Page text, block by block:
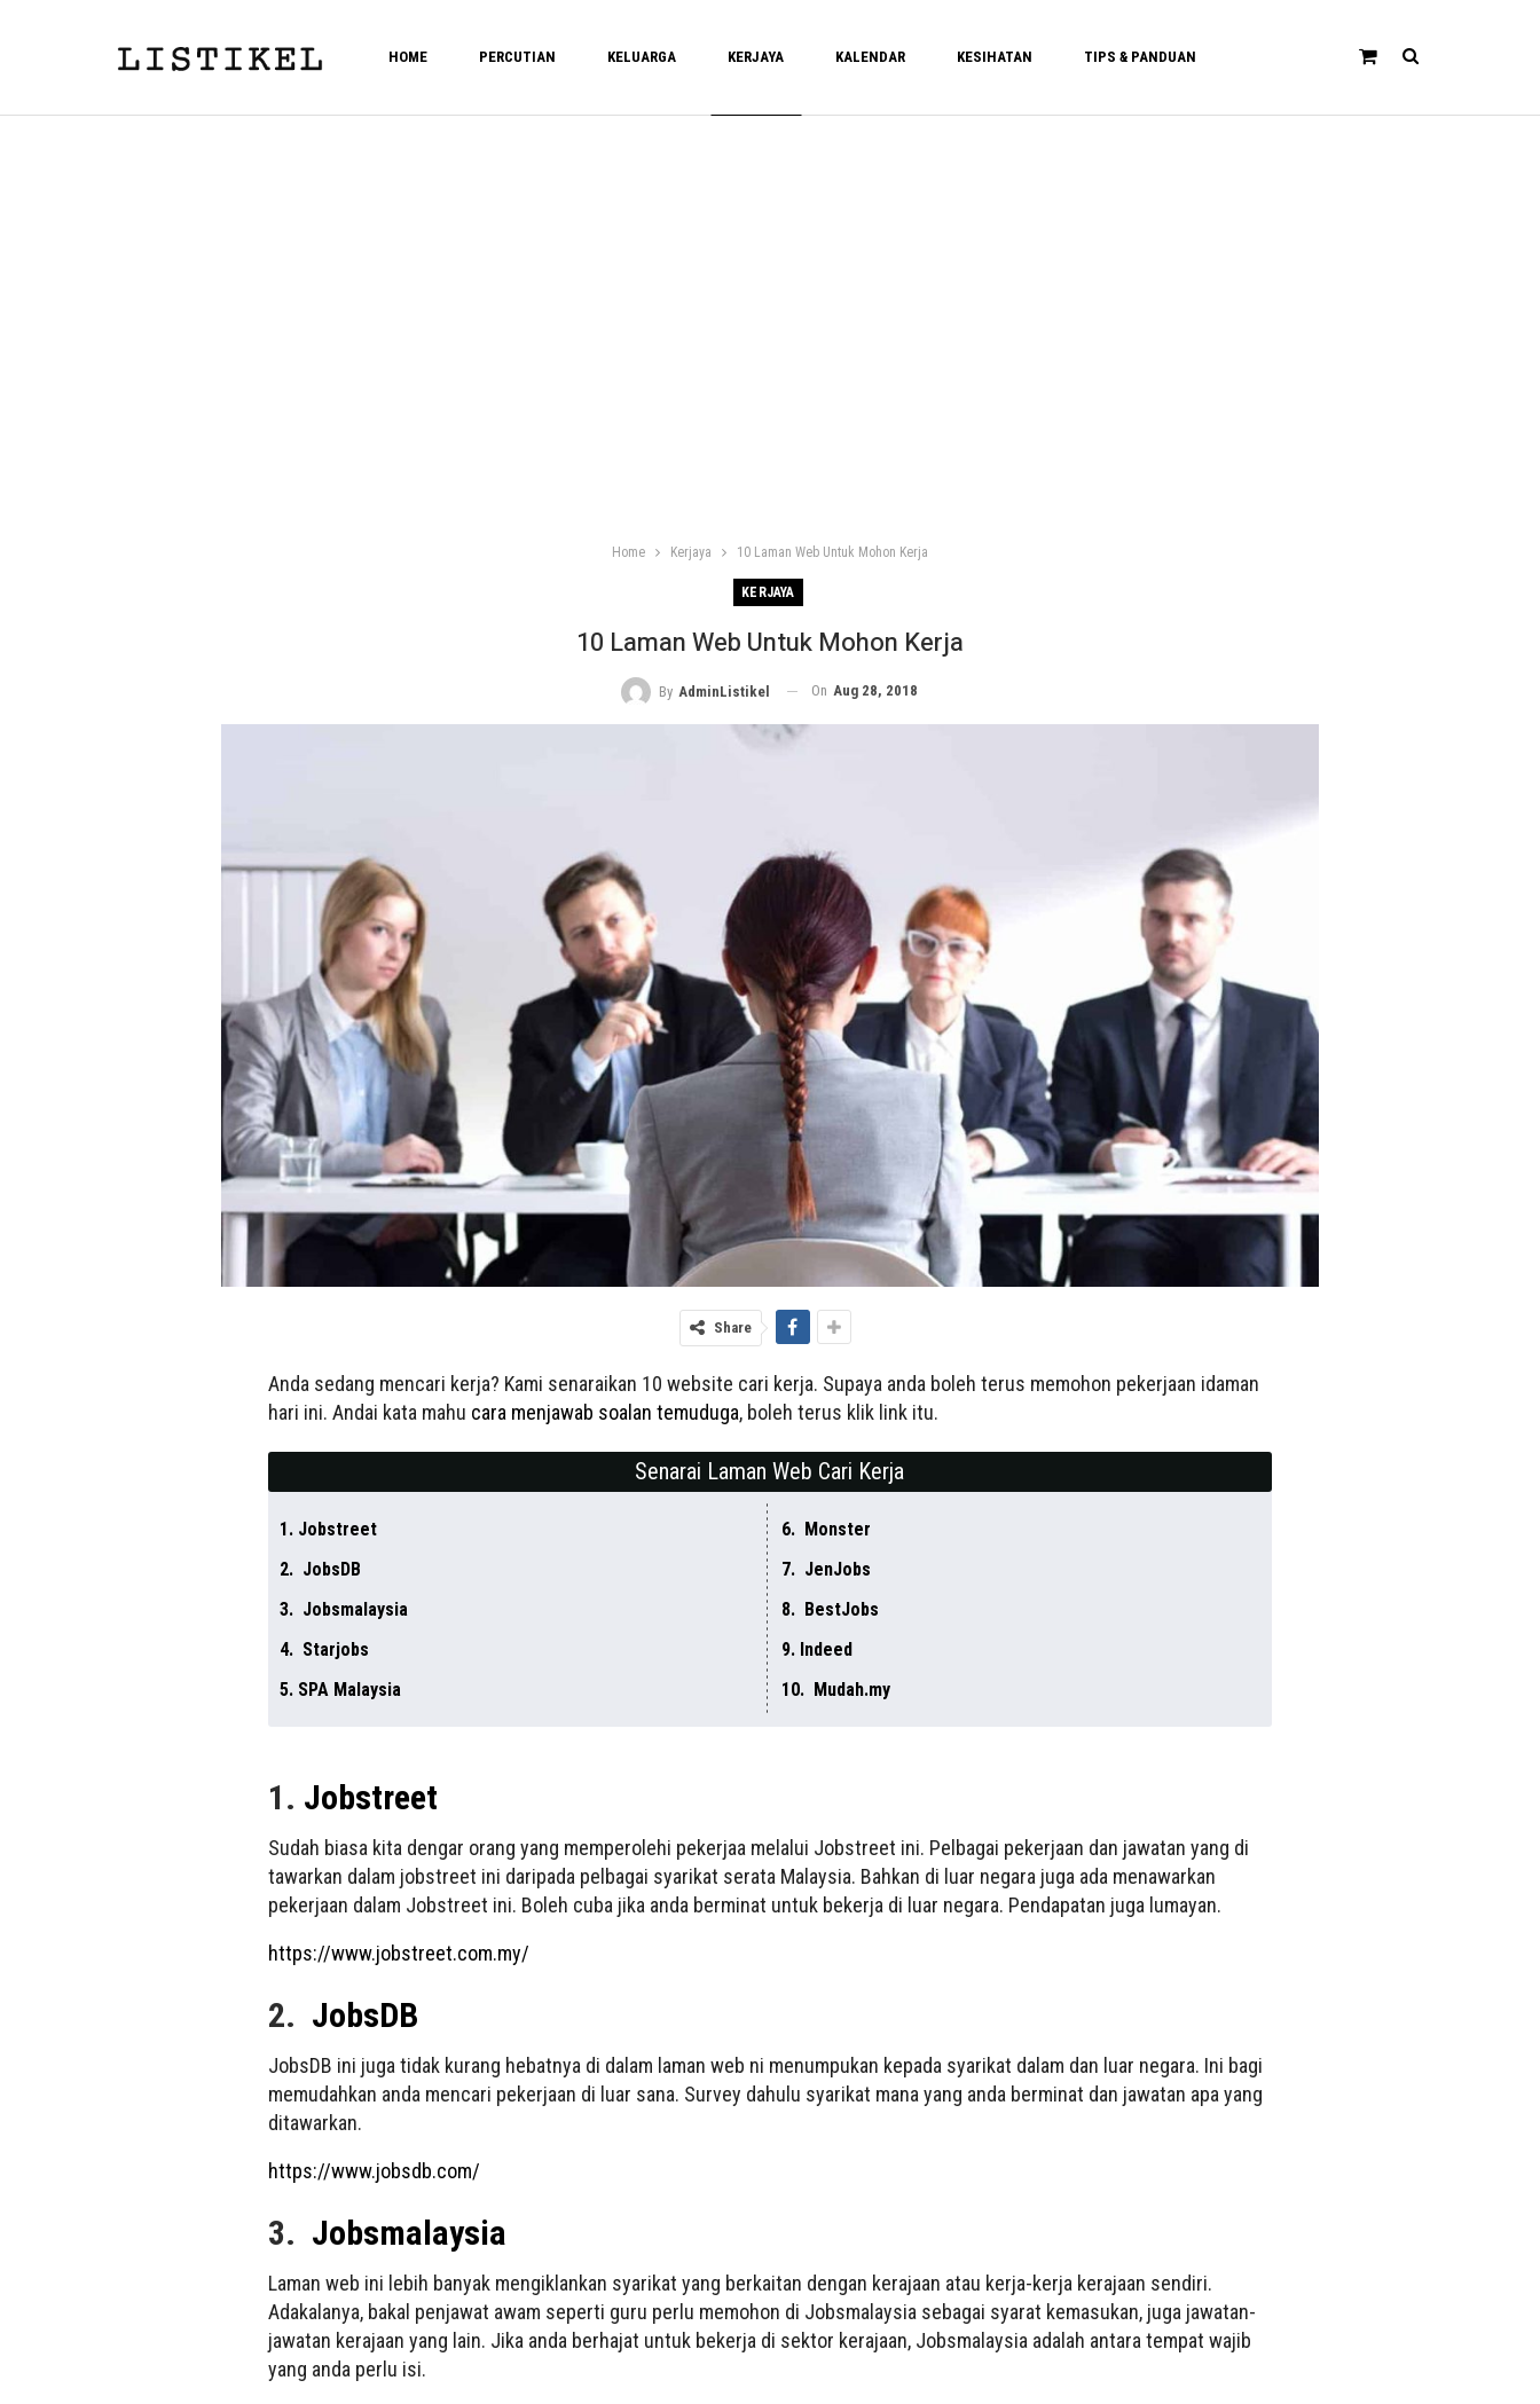
HOME PERCUTIAN KELUARGA KERJAYA KALENDAR KESIHATAN TIPS & PANDUAN
Home Kerjaya 10 Laman Web Untuk Mohon Kerja
KERJAYA
10 Laman Web Untuk Mohon Kerja
By AdminListikel On Aug 28, 2018
Share
Anda sedang mencari kerja? Kami senaraikan 10 website cari kerja. Supaya anda boleh terus memohon pekerjaan idaman
hari ini. Andai kata mahu cara menjawab soalan temuduga, boleh terus klik link itu.
Senarai Laman Web Cari Kerja
1. Jobstreet
2. JobsDB
3. Jobsmalaysia
4. Starjobs
5. SPA Malaysia
6. Monster
7. JenJobs
8. BestJobs
9. Indeed
10. Mudah.my
1. Jobstreet
Sudah biasa kita dengar orang yang memperolehi pekerjaa melalui Jobstreet ini. Pelbagai pekerjaan dan jawatan yang di
tawarkan dalam jobstreet ini daripada pelbagai syarikat serata Malaysia. Bahkan di luar negara juga ada menawarkan
pekerjaan dalam Jobstreet ini. Boleh cuba jika anda berminat untuk bekerja di luar negara. Pendapatan juga lumayan.
https://www.jobstreet.com.my/
2. JobsDB
JobsDB ini juga tidak kurang hebatnya di dalam laman web ni menumpukan kepada syarikat dalam dan luar negara. Ini bagi
memudahkan anda mencari pekerjaan di luar sana. Survey dahulu syarikat mana yang anda berminat dan jawatan apa yang
ditawarkan.
https://www.jobsdb.com/
3. Jobsmalaysia
Laman web ini lebih banyak mengiklankan syarikat yang berkaitan dengan kerajaan atau kerja-kerja kerajaan sendiri.
Adakalanya, bakal penjawat awam seperti guru perlu memohon di Jobsmalaysia sebagai syarat kemasukan, juga jawatan-
jawatan kerajaan yang lain. Jika anda berhajat untuk bekerja di sektor kerajaan, Jobsmalaysia adalah antara tempat wajib
yang anda perlu isi.